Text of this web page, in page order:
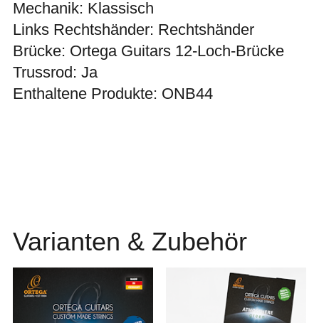
Mechanik: Klassisch
Links Rechtshänder: Rechtshänder
Brücke: Ortega Guitars 12-Loch-Brücke
Trussrod: Ja
Enthaltene Produkte: ONB44
Varianten & Zubehör